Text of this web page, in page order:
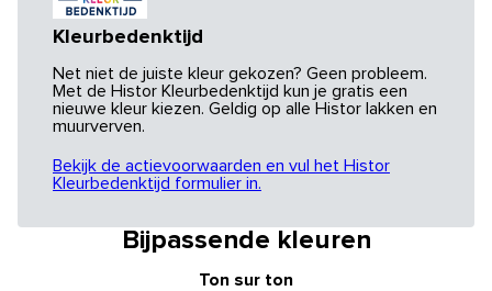
Kleurbedenktijd
Net niet de juiste kleur gekozen? Geen probleem.
Met de Histor Kleurbedenktijd kun je gratis een
nieuwe kleur kiezen. Geldig op alle Histor lakken en
muurverven.
Bekijk de actievoorwaarden en vul het Histor
Kleurbedenktijd formulier in.
Bijpassende kleuren
Ton sur ton